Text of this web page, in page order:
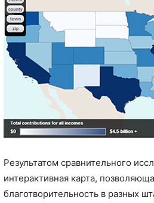
Результатом сравнительного
интерактивная карта,
благотворительность в разных